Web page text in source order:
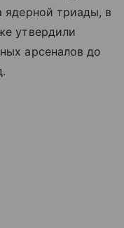
ядерной триады, в
утвердили
арсеналов до